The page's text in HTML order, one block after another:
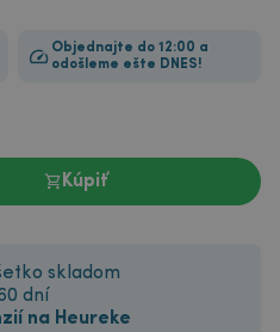
Objednajte do 12:00 a
odošleme ešte DNES!
Kúpiť
skladom
dní
na Heureke